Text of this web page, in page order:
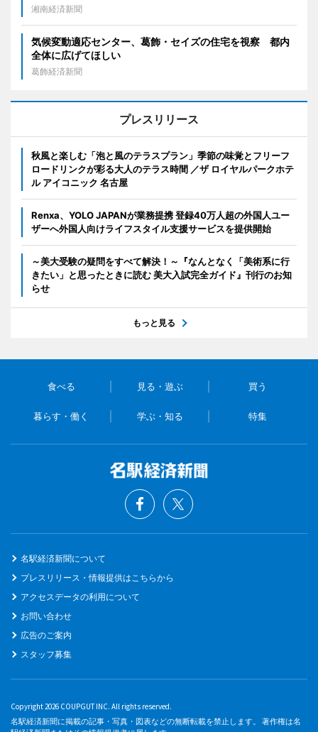
湘南経済新聞
気候変動適応センター、葛飾・セイズの住宅を視察 都内
全体に広げてほしい
葛飾経済新聞
プレスリリース
秋風と楽しむ「泡と風のテラスプラン」季節の味覚とフリーフ
ロードリンクが彩る大人のテラス時間 ／ザ ロイヤルパークホテ
ル アイコニック 名古屋
Renxa、YOLO JAPANが業務提携 登録40万人超の外国人ユー
ザーへ外国人向けライフスタイル支援サービスを提供開始
～美大受験の疑問をすべて解決！～『なんとなく「美術系に行
きたい」と思ったときに読む 美大入試完全ガイド』刊行のお知
らせ
もっと見る
食べる 見る・遊ぶ 買う
暮らす・働く 学ぶ・知る 特集
名駅経済新聞について
プレスリリース・情報提供はこちらから
アクセスデータの利用について
お問い合わせ
広告のご案内
スタッフ募集
Copyright 2026 COUPGUT INC. All rights reserved.
名駅経済新聞に掲載の記事・写真・図表などの無断転載を禁止します。 著作権は名